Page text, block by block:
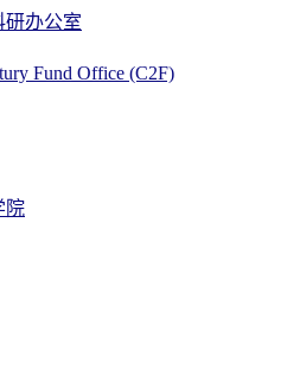
研办公室
Fund Office (C2F)
院